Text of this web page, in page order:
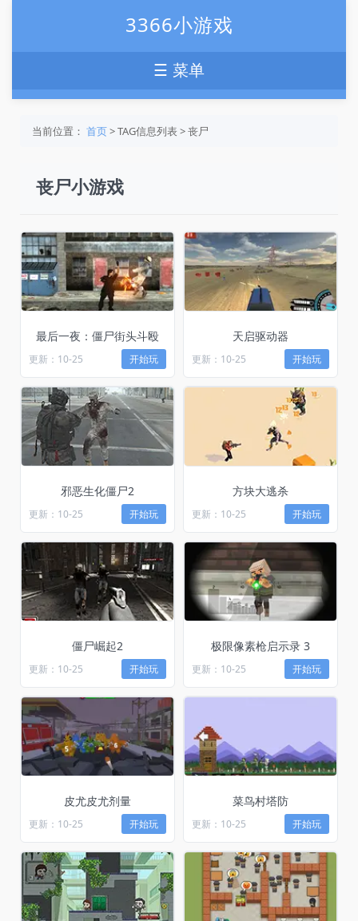
3366小游戏
☰ 菜单
当前位置： 首页> TAG信息列表 > 丧尸
丧尸小游戏
最后一夜：僵尸街头斗殴
更新：10-25 开始玩
天启驱动器
更新：10-25 开始玩
邪恶生化僵尸2
更新：10-25 开始玩
方块大逃杀
更新：10-25 开始玩
僵尸崛起2
更新：10-25 开始玩
极限像素枪启示录 3
更新：10-25 开始玩
皮尤皮尤剂量
更新：10-25 开始玩
菜鸟村塔防
更新：10-25 开始玩